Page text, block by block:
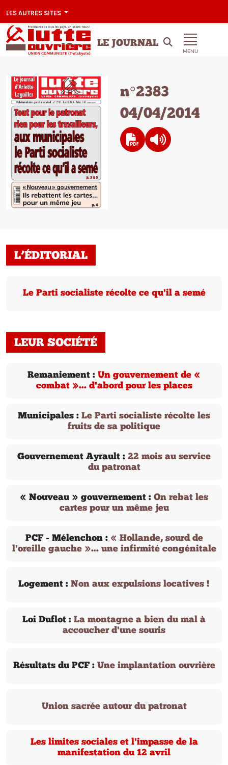
LES AUTRES SITES
LE JOURNAL
MENU
n°2383
04/04/2014
L’ÉDITORIAL
Le Parti socialiste récolte ce qu'il a semé
LEUR SOCIÉTÉ
Remaniement : Un gouvernement de «
combat »... d'abord pour les places
Municipales : Le Parti socialiste récolte les
fruits de sa politique
Gouvernement Ayrault : 22 mois au service
du patronat
« Nouveau » gouvernement : On rebat les
cartes pour un même jeu
PCF - Mélenchon : « Hollande, sourd de
l'oreille gauche »... une infirmité congénitale
Logement : Non aux expulsions locatives !
Loi Duflot : La montagne a bien du mal à
accoucher d'une souris
Résultats du PCF : Une implantation ouvrière
Union sacrée autour du patronat
Les limites sociales et l'impasse de la
manifestation du 12 avril